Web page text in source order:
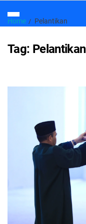
Home Pelantikan
Tag: Pelantikan